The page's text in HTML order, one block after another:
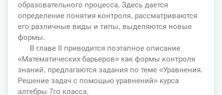
образовательного процесса. Здесь дается
определение понятия контроля, рассматриваются
его различные виды и типы, выделяются новые
формы.
В главе II приводится поэтапное описание
«Математических барьеров» как формы контроля
знаний, предлагаются задания по теме «Уравнения.
Решение задач с помощью уравнений» курса
алгебры 7го класса.